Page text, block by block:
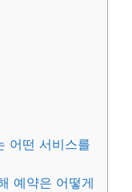
어떤 서비스를
예약은 어떻게